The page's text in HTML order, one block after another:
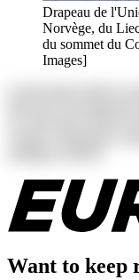
Drapeau de
Norvège, du
du sommet du
Images]
Want to keep